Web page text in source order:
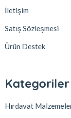
İletişim
Satış Sözleşmesi
Ürün Destek
Kategoriler
Hırdavat